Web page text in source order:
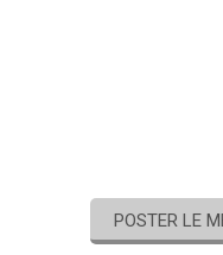
POSTER LE